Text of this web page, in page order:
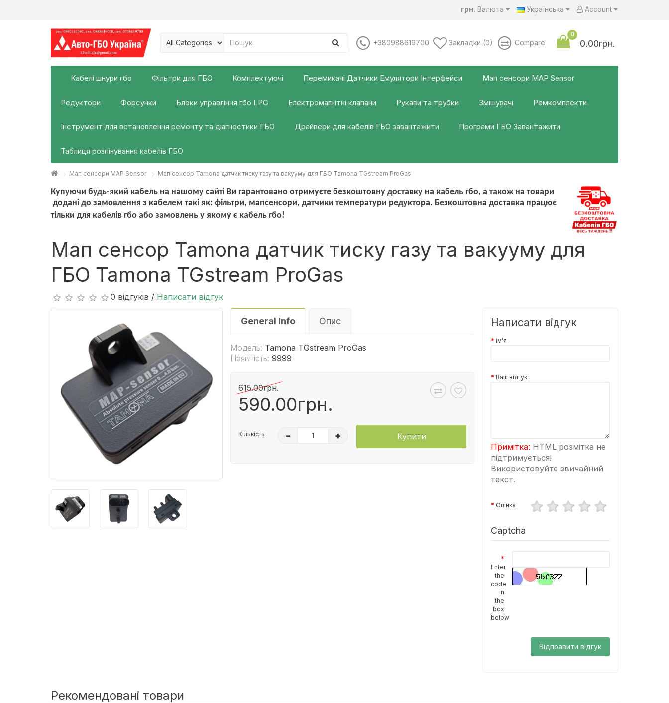
грн. Валюта Українська Account
+380988619700 Закладки (0) Compare
0
0.00грн.
Кабелі шнури гбо Фільтри для ГБО Комплектуючі Перемикачі Датчики Емулятори Інтерфейси Мап сенсори MAP Sensor
Редуктори Форсунки Блоки управління гбо LPG Електромагнітні клапани Рукави та трубки Змішувачі Ремкомплекти
Інструмент для встановлення ремонту та діагностики ГБО Драйвери для кабелів ГБО завантажити Програми ГБО Завантажити
Таблиця розпінування кабелів ГБО
Мап сенсори MAP Sensor Мап сенсор Tamona датчик тиску газу та вакууму для ГБО Tamona TGstream ProGas
Купуючи будь-який кабель на нашому сайті Ви гарантовано отримуєте безкоштовну доставку на кабель гбо, а також на товари
додані до замовлення з кабелем такі як: фільтри, мапсенсори, датчики температури редуктора. Безкоштовна доставка працює
тільки для кабелів гбо або замовлень у якому є кабель гбо!
Мап сенсор Tamona датчик тиску газу та вакууму для
ГБО Tamona TGstream ProGas
0 відгуків / Написати відгук
General Info Опис
Модель: Tamona TGstream ProGas
Наявність: 9999
615.00грн.
590.00грн.
Кількість – + Купити
Написати відгук
ім'я
Ваш відгук:
Примітка: HTML розмітка не
підтримується!
Використовуйте звичайний
текст.
Оцінка
Captcha
Enter
the
code
in
the
box
below
Відправити відгук
Рекомендовані товари